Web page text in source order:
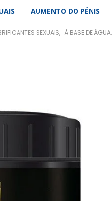
AUMENTO DO PÉNIS
SEXUAIS, À BASE DE ÁGUA,